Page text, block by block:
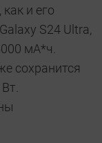
и его
S24 Ultra,
мА*ч.
сохранится